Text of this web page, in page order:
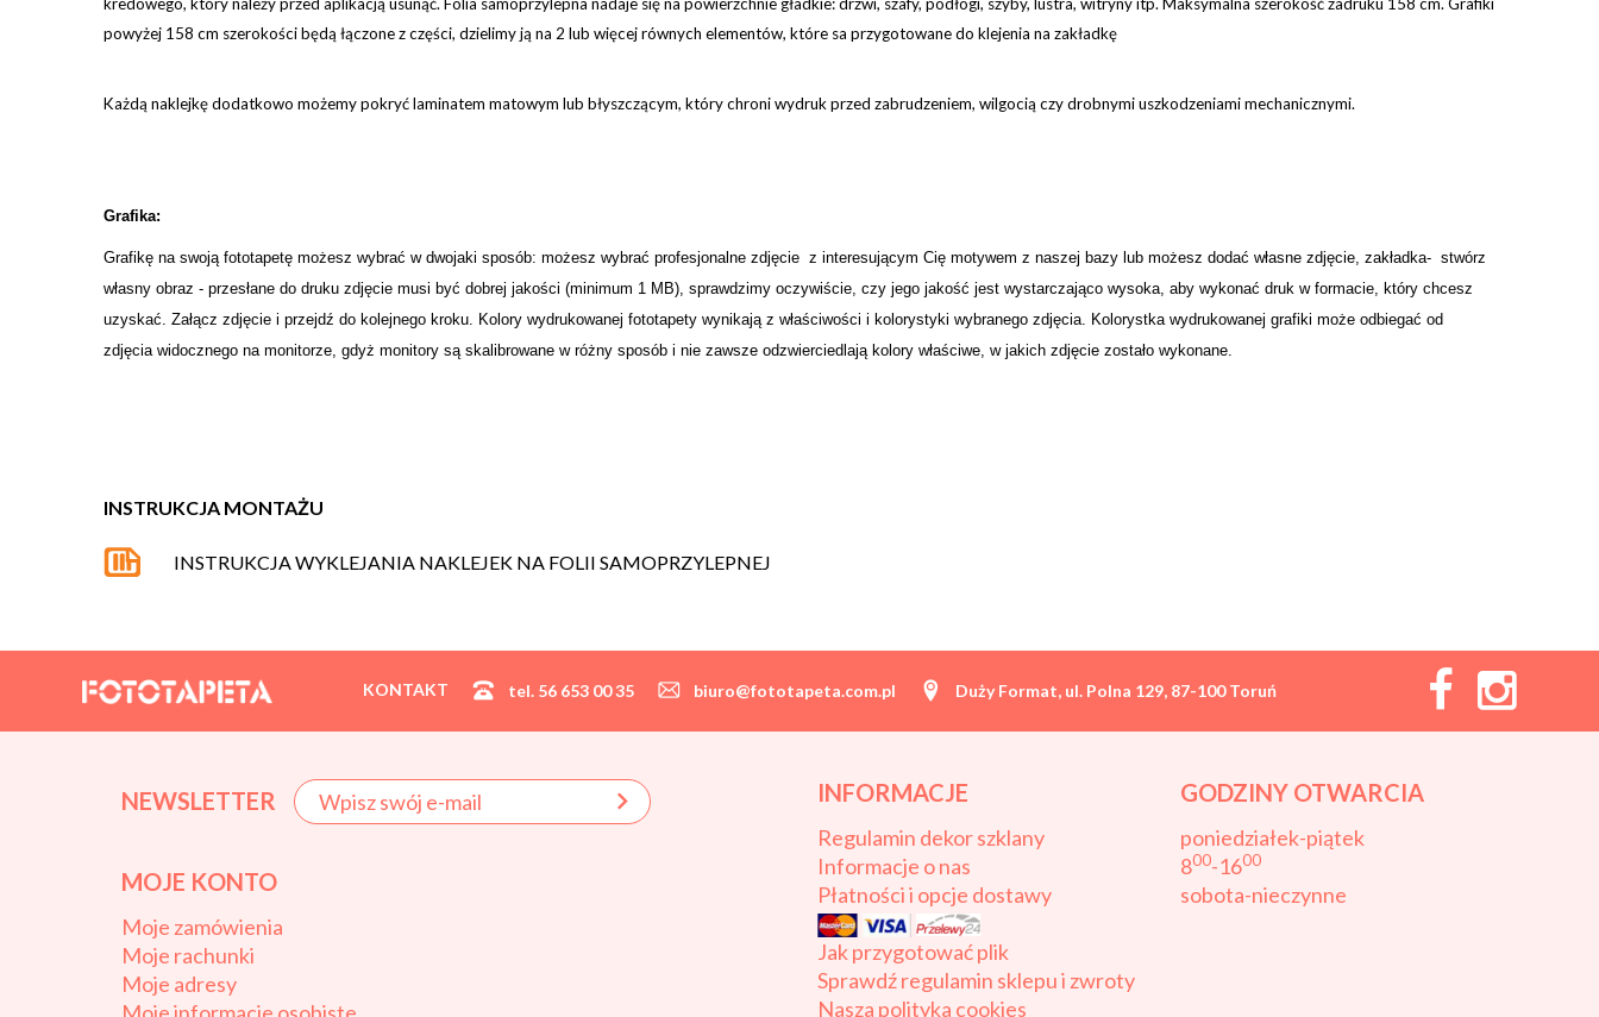
powyżej 158 cm szerokości będą łączone z części, dzielimy ją na 2 lub więcej równych elementów, które sa przygotowane do klejenia na zakładkę
Każdą naklejkę dodatkowo możemy pokryć laminatem matowym lub błyszczącym, który chroni wydruk przed zabrudzeniem, wilgocią czy drobnymi uszkodzeniami mechanicznymi.
Grafika:
Grafikę na swoją fototapetę możesz wybrać w dwojaki sposób: możesz wybrać profesjonalne zdjęcie z interesującym Cię motywem z naszej bazy lub możesz dodać własne zdjęcie, zakładka- stwórz
własny obraz - przesłane do druku zdjęcie musi być dobrej jakości (minimum 1 MB), sprawdzimy oczywiście, czy jego jakość jest wystarczająco wysoka, aby wykonać druk w formacie, który chcesz
uzyskać. Załącz zdjęcie i przejdź do kolejnego kroku. Kolory wydrukowanej fototapety wynikają z właściwości i kolorystyki wybranego zdjęcia. Kolorystka wydrukowanej grafiki może odbiegać od
zdjęcia widocznego na monitorze, gdyż monitory są skalibrowane w różny sposób i nie zawsze odzwierciedlają kolory właściwe, w jakich zdjęcie zostało wykonane.
INSTRUKCJA MONTAŻU
INSTRUKCJA WYKLEJANIA NAKLEJEK NA FOLII SAMOPRZYLEPNEJ
KONTAKT tel. 56 653 00 35 biuro@fototapeta.com.pl Duży Format, ul. Polna 129, 87-100 Toruń
NEWSLETTER
MOJE KONTO
Moje zamówienia
Moje rachunki
Moje adresy
INFORMACJE
Regulamin dekor szklany
Informacje o nas
Płatności i opcje dostawy
Jak przygotować plik
Sprawdź regulamin sklepu i zwroty
Nasza polityka cookies
GODZINY OTWARCIA
poniedziałek-piątek
800-1600
sobota-nieczynne